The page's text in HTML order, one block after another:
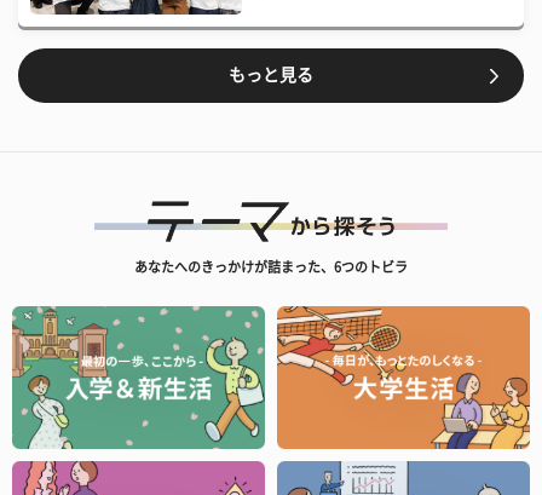
もっと見る
あなたへのきっかけが詰まった、6つのトビラ